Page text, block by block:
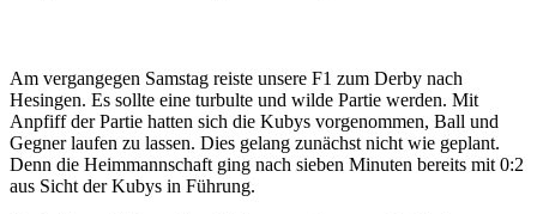
Am vergangegen Samstag reiste unsere F1 zum Derby nach
Hesingen. Es sollte eine turbulte und wilde Partie werden. Mit
Anpfiff der Partie hatten sich die Kubys vorgenommen, Ball und
Gegner laufen zu lassen. Dies gelang zunächst nicht wie geplant.
Denn die Heimmannschaft ging nach sieben Minuten bereits mit 0:2
aus Sicht der Kubys in Führung.